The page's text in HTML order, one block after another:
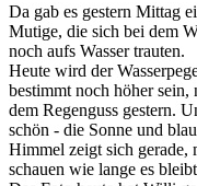
Da gab es gestern Mittag
Mutige, die sich bei dem
noch aufs Wasser trauten.
Heute wird der
bestimmt noch höher sein,
dem Regenguss gestern.
schön - die Sonne und
Himmel zeigt sich gerade,
schauen wie lange es